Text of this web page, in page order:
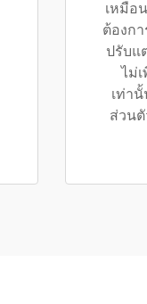
เหมือ
ต้องก
ปรับแ
ไม่
เท่า
ส่วน